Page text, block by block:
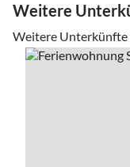
Weitere
Weitere Unterkünfte